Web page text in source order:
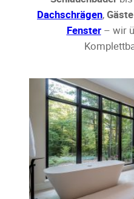
Dachschrägen,
Fenster– wir